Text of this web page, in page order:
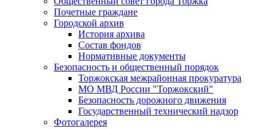
Почетные граждане
Городской архив
История архива
Состав фондов
Нормативные документы
Безопасность и общественный порядок
Торжокская межрайонная прокуратура
МО МВД России "Торжокский"
Безопасность дорожного движения
Государственный технический надзор
Фотогалерея